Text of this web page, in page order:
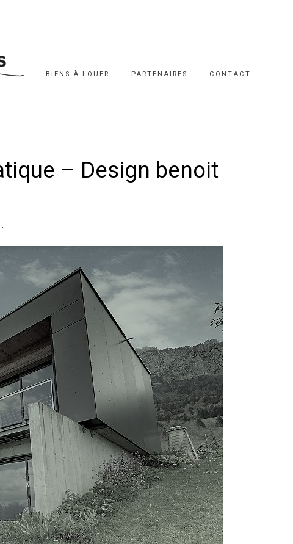
BIENS À LOUER PARTENAIRES CONTACT
– Design benoit
: